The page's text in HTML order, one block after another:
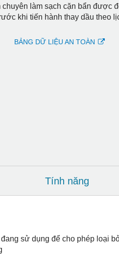
làm sạch cặn bẩn được
khi tiến hành thay dầu theo
BẢNG DỮ LIỆU AN TOÀN
Tính năng
sử dụng để cho phép loại